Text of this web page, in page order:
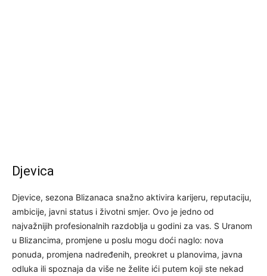
Djevica
Djevice, sezona Blizanaca snažno aktivira karijeru, reputaciju,
ambicije, javni status i životni smjer. Ovo je jedno od
najvažnijih profesionalnih razdoblja u godini za vas. S Uranom
u Blizancima, promjene u poslu mogu doći naglo: nova
ponuda, promjena nadređenih, preokret u planovima, javna
odluka ili spoznaja da više ne želite ići putem koji ste nekad